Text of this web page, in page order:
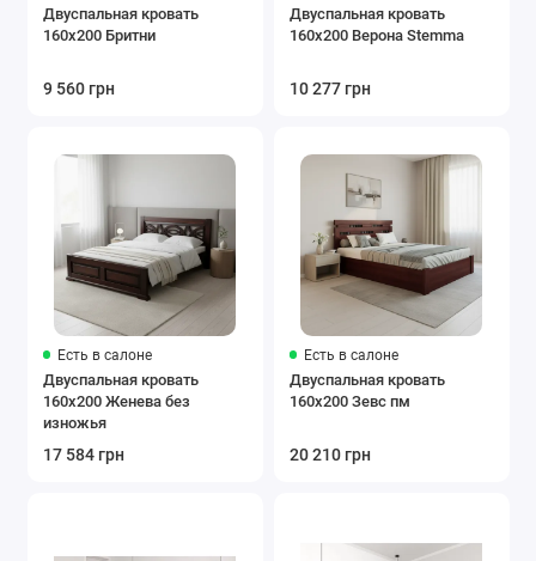
Двуспальная кровать
160x200 Бритни
9 560 грн
Двуспальная кровать
160x200 Верона Stemma
10 277 грн
Есть в салоне
Двуспальная кровать
160x200 Женева без
изножья
17 584 грн
Есть в салоне
Двуспальная кровать
160x200 Зевс пм
20 210 грн